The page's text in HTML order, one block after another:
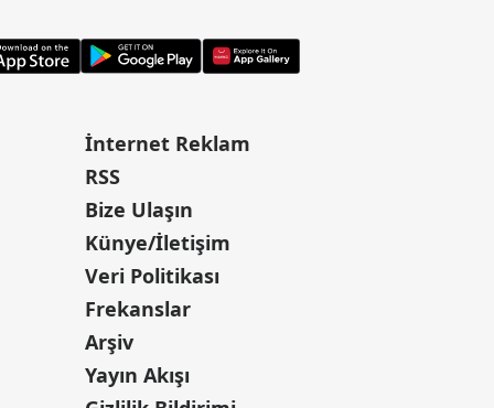
İnternet Reklam
RSS
Bize Ulaşın
Künye/İletişim
Veri Politikası
Frekanslar
Arşiv
Yayın Akışı